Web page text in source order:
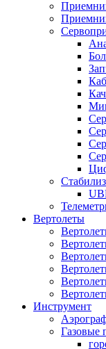
Вертолеты
Инструмент
Газовые